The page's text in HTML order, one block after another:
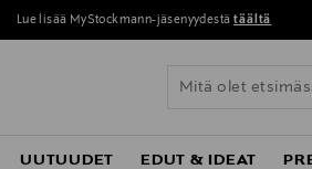
Lue lisää MyStockmann-jäsenyydestä täältä
UUTUUDET EDUT & IDEAT